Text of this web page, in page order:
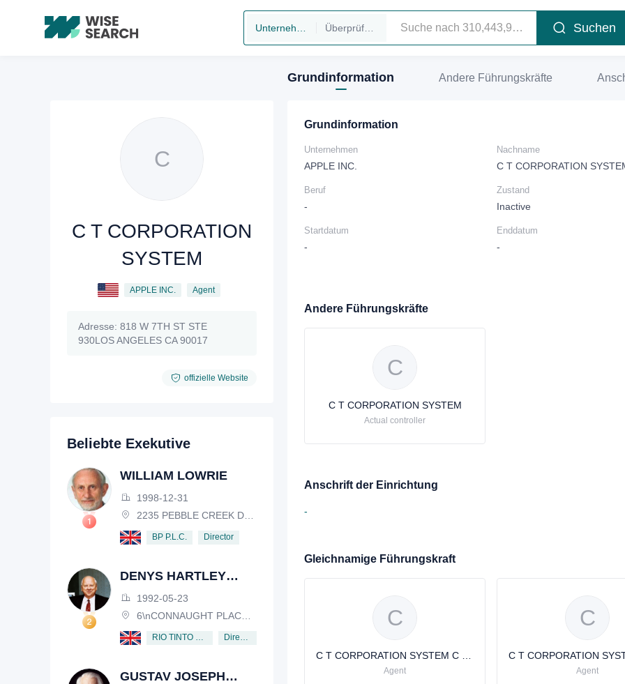
Suchen
Grundinformation Andere Führungskräfte
C
C T CORPORATION
SYSTEM
APPLE INC. Agent
Adresse: 818 W 7TH ST STE
930LOS ANGELES CA 90017
offizielle Website
Beliebte Exekutive
WILLIAM LOWRIE
1998-12-31
2235 PEBBLE CREEK DRIVE, LISLE, ILLINOIS, IL 60532, USA
BP P.L.C. Director
DENYS HARTLEY
HENDERSON
1992-05-23
6\nCONNAUGHT PLACE, LONDON, W2 2EZ
RIO TINTO PLC
GUSTAV JOSEPH
Grundinformation
Unternehmen
APPLE INC.
Nachname
C T CORPORATION
Beruf
-
Zustand
Inactive
Startdatum
-
Enddatum
-
Andere Führungskräfte
C
C T CORPORATION SYSTEM
Actual controller
Anschrift der Einrichtung
-
Gleichnamige Führungskraft
C
Agent
C
Agent